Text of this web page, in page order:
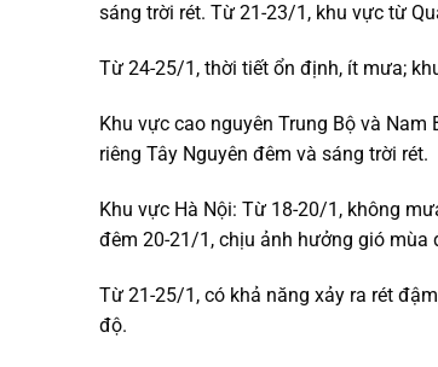
sáng trời rét. Từ 21-23/1, khu vực từ
Từ 24-25/1, thời tiết ổn định, ít mưa;
Khu vực cao nguyên Trung Bộ và
riêng Tây Nguyên đêm và sáng trời rét.
Khu vực Hà Nội: Từ 18-20/1, không
đêm 20-21/1, chịu ảnh hưởng gió mùa
Từ 21-25/1, có khả năng xảy ra rét
độ.